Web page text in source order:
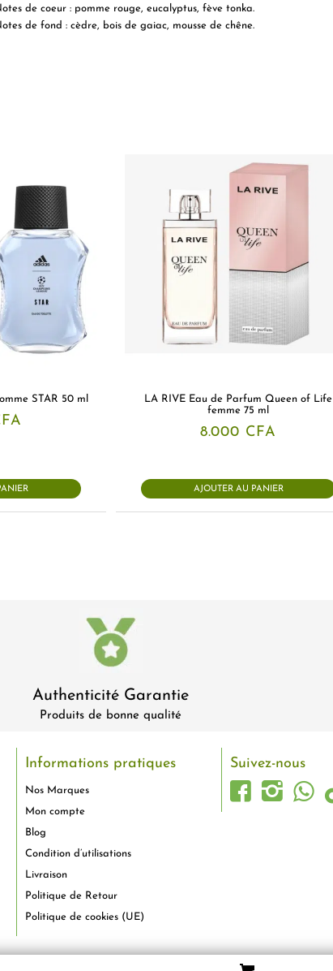
de coeur : pomme rouge, eucalyptus, fève tonka.
de fond : cèdre, bois de gaiac, mousse de chêne.
STAR 50 ml
LA RIVE Eau de Parfum Queen of Life
femme 75 ml
8.000 CFA
AJOUTER AU PANIER
Authenticité Garantie
Produits de bonne qualité
Informations pratiques
Nos Marques
Mon compte
Blog
Condition d’utilisations
Livraison
Politique de Retour
Politique de cookies (UE)
Suivez-nous